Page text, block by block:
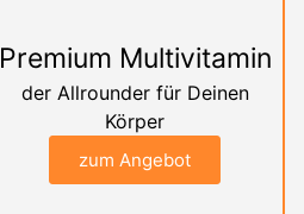
Premium Multivitamin
der Allrounder für Deinen
Körper
zum Angebot